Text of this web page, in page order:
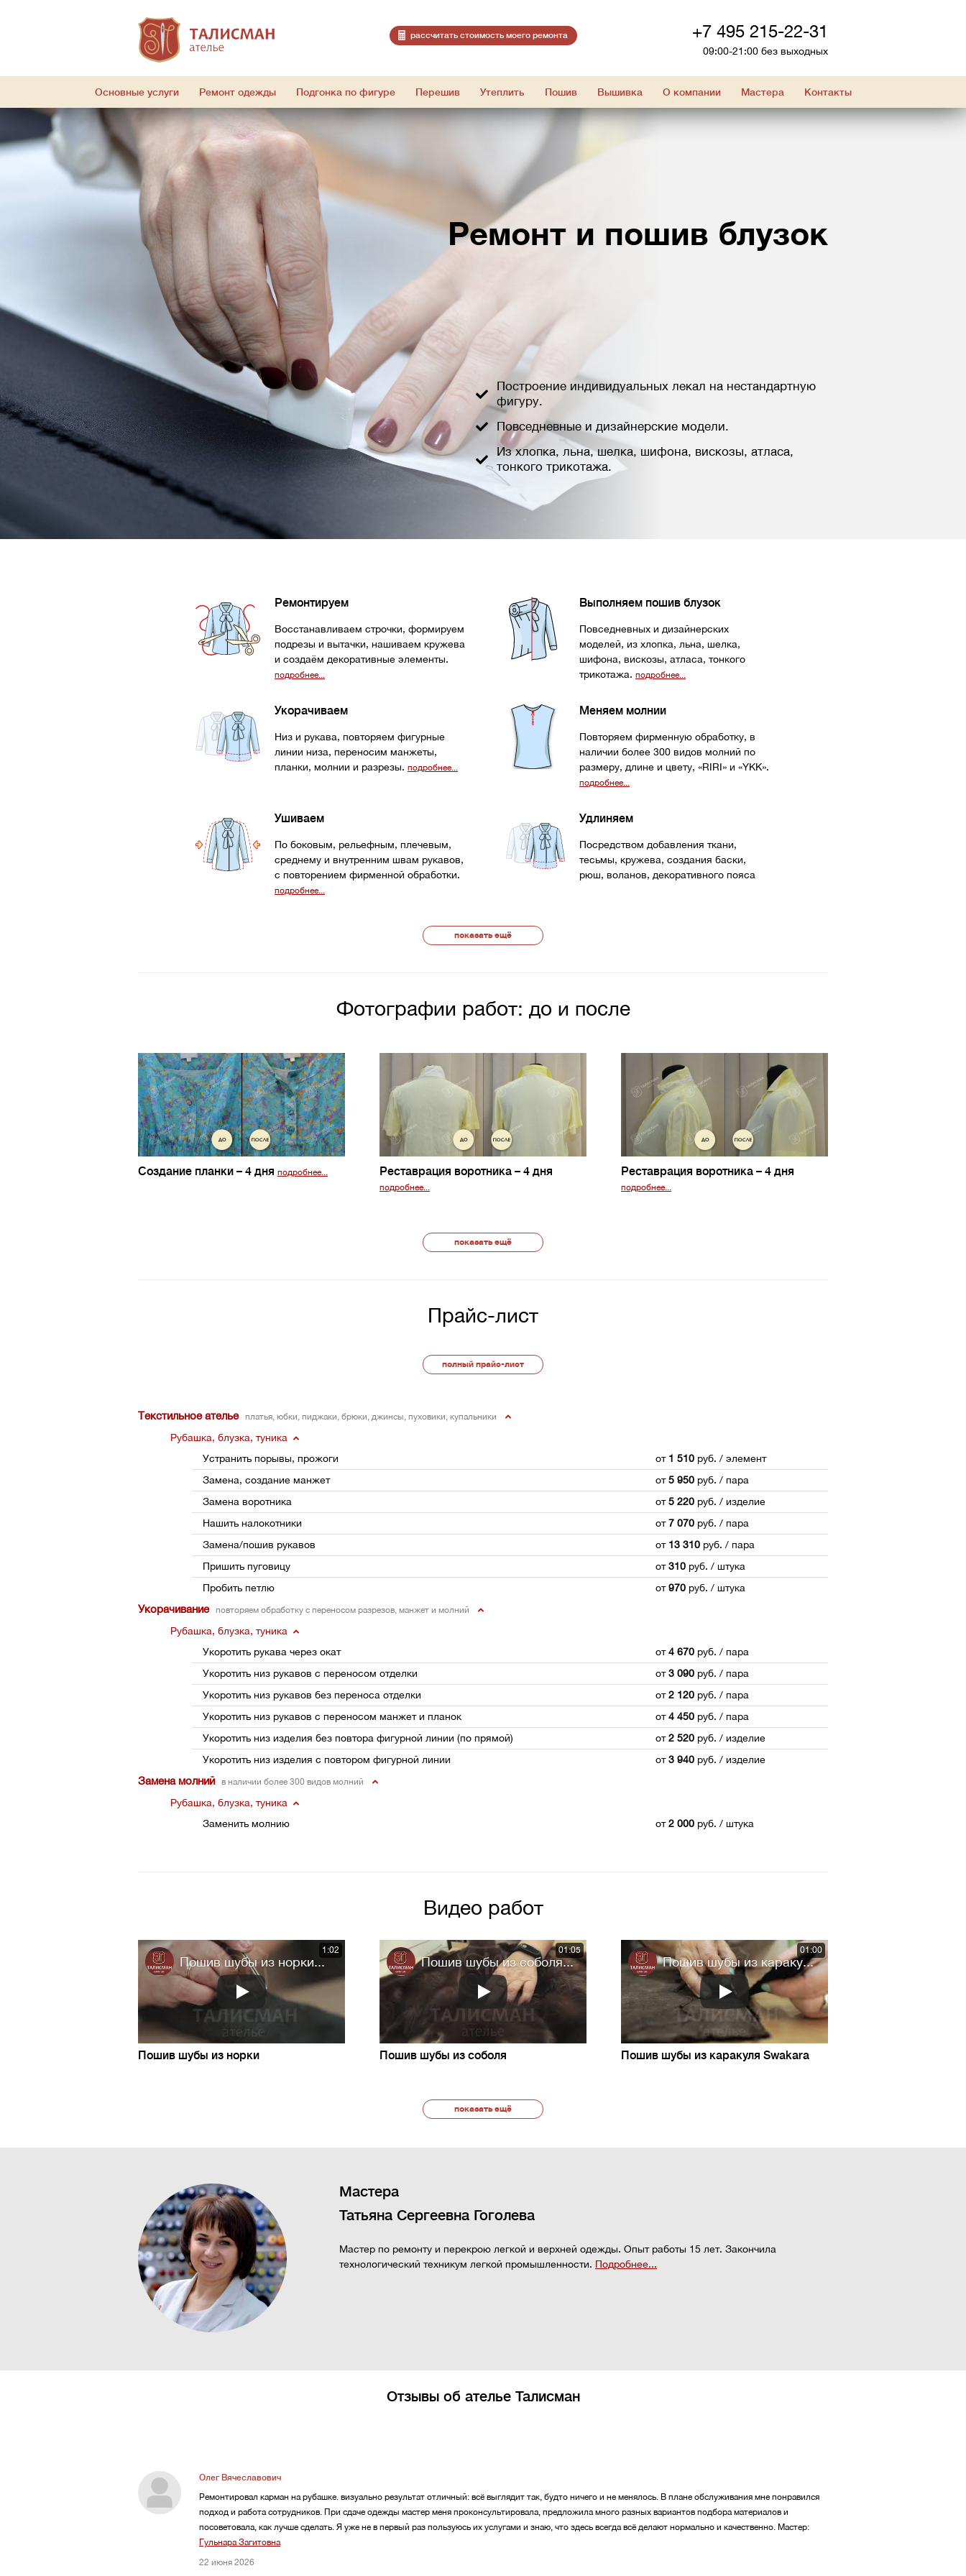
расcчитать стоимость моего ремонта +7 495 215-22-31
09:00-21:00 без выходных
Основные услуги Ремонт одежды Подгонка по фигуре Перешив Утеплить Пошив Вышивка О компании Мастера Контакты
Ремонт и пошив блузок
Построение индивидуальных лекал на нестандартную
фигуру.
Повседневные и дизайнерские модели.
Из хлопка, льна, шелка, шифона, вискозы, атласа,
тонкого трикотажа.
Ремонтируем
Восстанавливаем строчки, формируем
подрезы и вытачки, нашиваем кружева
и создаём декоративные элементы.
подробнее...
Выполняем пошив блузок
Повседневных и дизайнерских
моделей, из хлопка, льна, шелка,
шифона, вискозы, атласа, тонкого
трикотажа. подробнее...
Укорачиваем
Низ и рукава, повторяем фигурные
линии низа, переносим манжеты,
планки, молнии и разрезы. подробнее...
Меняем молнии
Повторяем фирменную обработку, в
наличии более 300 видов молний по
размеру, длине и цвету, «RIRI» и «YKK».
подробнее...
Ушиваем
По боковым, рельефным, плечевым,
среднему и внутренним швам рукавов,
с повторением фирменной обработки.
подробнее...
Удлиняем
Посредством добавления ткани,
тесьмы, кружева, создания баски,
рюш, воланов, декоративного пояса
показать ещё
Фотографии работ: до и после
Создание планки – 4 дня подробнее... Реставрация воротника – 4 дня
подробнее...
Реставрация воротника – 4 дня
подробнее...
показать ещё
Прайс-лист
полный прайс-лист
Текстильное ателье платья, юбки, пиджаки, брюки, джинсы, пуховики, купальники
Рубашка, блузка, туника
Устранить порывы, прожоги
от 1 510 руб. / элемент
Замена, создание манжет
от5 950 руб. / пара
Замена воротника
от5 220 руб. / изделие
Нашить налокотники
от7 070 руб. / пара
Замена/пошив рукавов
от 13 310 руб. / пара
Пришить пуговицу
от310 руб. / штука
Пробить петлю
от970 руб. / штука
Укорачивание повторяем обработку с переносом разрезов, манжет и молний
Рубашка, блузка, туника
Укоротить рукава через окат
от4 670 руб. / пара
Укоротить низ рукавов с переносом отделки
от3 090 руб. / пара
Укоротить низ рукавов без переноса отделки
от2 120 руб. / пара
Укоротить низ рукавов с переносом манжет и планок
от4 450 руб. / пара
Укоротить низ изделия без повтора фигурной линии (по прямой)
от2 520 руб. / изделие
Укоротить низ изделия с повтором фигурной линии
от3 940 руб. / изделие
Замена молний в наличии более 300 видов молний
Рубашка, блузка, туника
Заменить молнию
от2 000 руб. / штука
Видео работ
Пошив шубы из норки...
1:02
Пошив шубы из норки
Пошив шубы из соболя...
01:05
Пошив шубы из соболя
Пошив шубы из караку...
01:00
Пошив шубы из каракуля Swakara
показать ещё
Мастера
Татьяна Сергеевна Гоголева
Мастер по ремонту и перекрою легкой и верхней одежды. Опыт работы 15 лет. Закончила
технологический техникум легкой промышленности. Подробнее...
Отзывы об ателье Талисман
Олег Вячеславович
Ремонтировал карман на рубашке. визуально результат отличный: всё выглядит так, будто ничего и не менялось. В плане обслуживания мне понравился
подход и работа сотрудников. При сдаче одежды мастер меня проконсультировала, предложила много разных вариантов подбора материалов и
посоветовала, как лучше сделать. Я уже не в первый раз пользуюсь их услугами и знаю, что здесь всегда всё делают нормально и качественно. Мастер:
Гульнара Загитовна
22 июня 2026